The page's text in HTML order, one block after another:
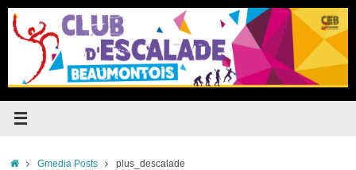
Passer
contenu
Accueil
Gmedia Posts plus_descalade